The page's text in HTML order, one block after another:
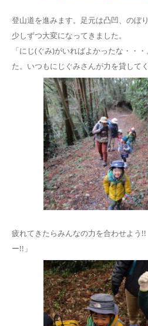
登山道を進みます。足元は凸凹、のぼ
少しずつ大変になってきました。
「にじ(ぐみ)がいればよかったな・・
た。いつもにじぐみさんが力を貸して
疲れてきたらみんなの力を合わせよう
ー!!」